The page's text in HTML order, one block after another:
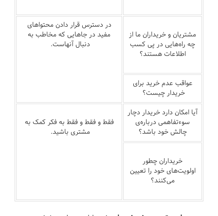
مشتریان و خریداران ما از
چه راه‌هایی در پی کسب
اطلاعات هستند؟
در دسترس قرار دادن محتواهای
مفید در جاهایی که مخاطب به
دنبال آنهاست.
عواقب عدم خرید برای
خریدار چیست؟
آیا امکان دارد خریدار دچار
سوءتفاهمی درباره‌ی
چالش خود باشد؟
فقط و فقط و فقط به فکر کمک به
مشتری باشید.
خریداران چطور
اولویت‌های خود را تعیین
می‌کنند؟